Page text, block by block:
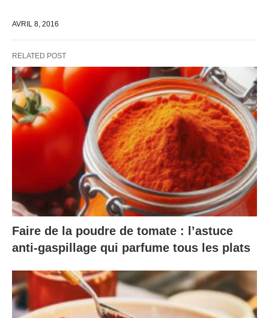
AVRIL 8, 2016
RELATED POST
Faire de la poudre de tomate : l’astuce
anti-gaspillage qui parfume tous les plats